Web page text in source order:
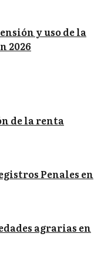
y uso de la
2026
de la renta
Penales en
agrarias en